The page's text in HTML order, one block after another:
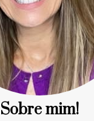
Sobre mim!